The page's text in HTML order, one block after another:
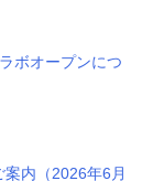
ボオープンにつ
案内（2026年6月